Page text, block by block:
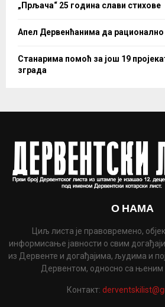
„Прљача“ 25 година слави стихове
Апел Дервенћанима да
Станарима помоћ за још 19
зграда
О НАМА
Циљ листа је правовремено,
информисање јавности о свим
из Дервенте и догађајима, људима и
Дервентом, односно са њеним
Контакт: